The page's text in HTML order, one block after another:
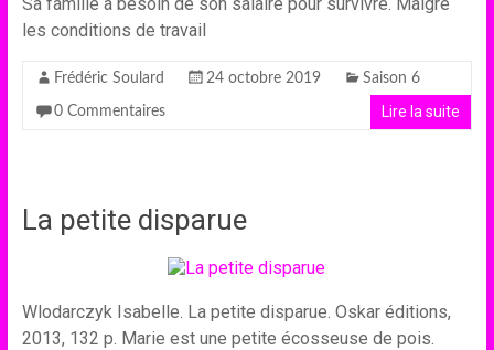
les conditions de travail
Frédéric Soulard 24 octobre 2019 Saison 6
0 Commentaires Lire la suite
La petite disparue
Wlodarczyk Isabelle. La petite disparue. Oskar éditions,
2013, 132 p. Marie est une petite écosseuse de pois.